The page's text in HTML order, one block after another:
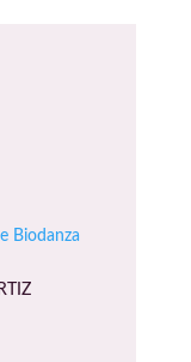
Biodanza